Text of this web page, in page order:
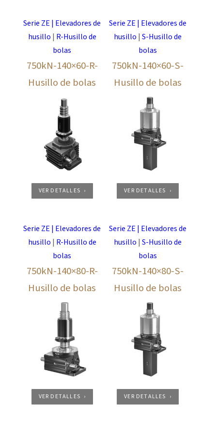
Serie ZE | Elevadores de
husillo | R-Husillo de
bolas
750kN-140×60-R-
Husillo de bolas
VER DETALLES
Serie ZE | Elevadores de
husillo | S-Husillo de
bolas
750kN-140×60-S-
Husillo de bolas
VER DETALLES
Serie ZE | Elevadores de
husillo | R-Husillo de
bolas
750kN-140×80-R-
Husillo de bolas
VER DETALLES
Serie ZE | Elevadores de
husillo | S-Husillo de
bolas
750kN-140×80-S-
Husillo de bolas
VER DETALLES